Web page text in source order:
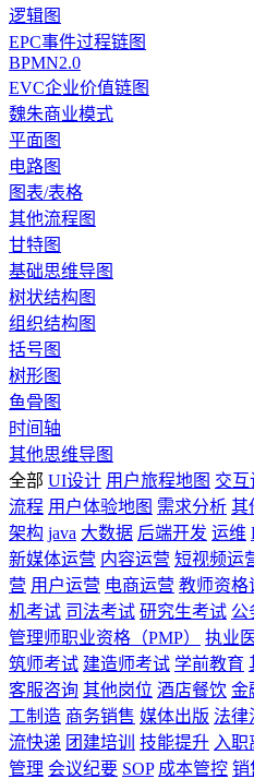
逻辑图
EPC事件过程链图
BPMN2.0
EVC企业价值链图
魏朱商业模式
平面图
电路图
图表/表格
其他流程图
甘特图
基础思维导图
树状结构图
组织结构图
括号图
树形图
鱼骨图
时间轴
其他思维导图
全部 UI设计 用户旅程地图 交互
流程 用户体验地图 需求分析 其
架构 java 大数据 后端开发 运维
新媒体运营 内容运营 短视频运
营 用户运营 电商运营 教师资格
机考试 司法考试 研究生考试 公
管理师职业资格（PMP）
执业
筑师考试 建造师考试 学前教育
客服咨询 其他岗位 酒店餐饮 金
工制造 商务销售 媒体出版 法律
流快递 团建培训 技能提升 入职
管理 会议纪要 SOP 成本管控 销